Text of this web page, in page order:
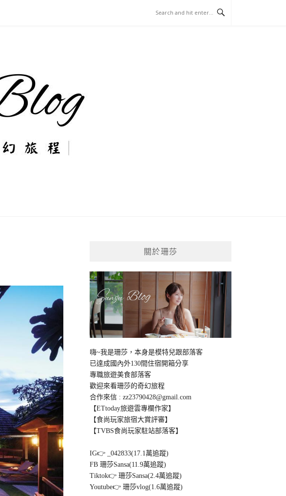
關於珊莎
嗨~我是珊莎，本身是模特兒跟部落客
已達成國內外130間住宿開箱分享
專職旅遊美食部落客
歡迎來看珊莎的奇幻旅程
合作來信 :zz23790428@gmail.com
【ETtoday旅遊雲專欄作家】
【食尚玩家旅宿大賞評審】
【TVBS食尚玩家駐站部落客】
IG👉
_042833(17.1萬追蹤)
FB珊莎Sansa(11.9萬追蹤)
Tiktok👉珊莎Sansa(2.4萬追蹤)
Youtube👉珊莎vlog(1.6萬追蹤)